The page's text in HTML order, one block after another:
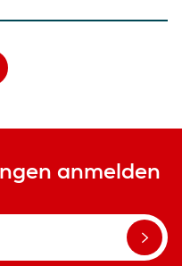
anmelden